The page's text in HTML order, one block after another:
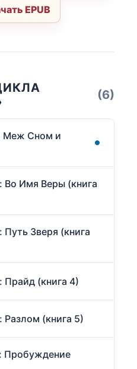
EPUB
(6)
Меж Сном и
Во Имя Веры (книга
Зверя (книга
(книга 4)
(книга 5)
Пробуждение